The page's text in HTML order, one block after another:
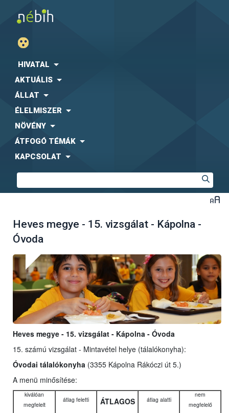
HIVATAL
AKTUÁLIS
ÁLLAT
ÉLELMISZER
NÖVÉNY
ÁTFOGÓ TÉMÁK
KAPCSOLAT
Heves megye - 15. vizsgálat - Kápolna -
Óvoda
Heves megye - 15. vizsgálat - Kápolna - Óvoda
15. számú vizsgálat - Mintavétel helye (tálalókonyha):
Óvodai tálalókonyha (3355 Kápolna Rákóczi út 5.)
A menü minősítése:
kiválóan
megfelelt
átlag feletti ÁTLAGOS átlag alatti
nem
megfelelő